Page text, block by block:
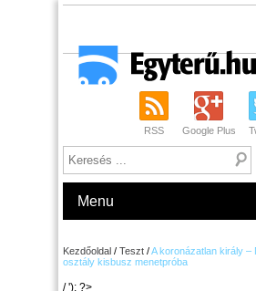
RSS Google Plus
Menu
Kezdőoldal / Teszt /A koronázatlan király –
osztály kisbusz menetpróba
/ '); ?>